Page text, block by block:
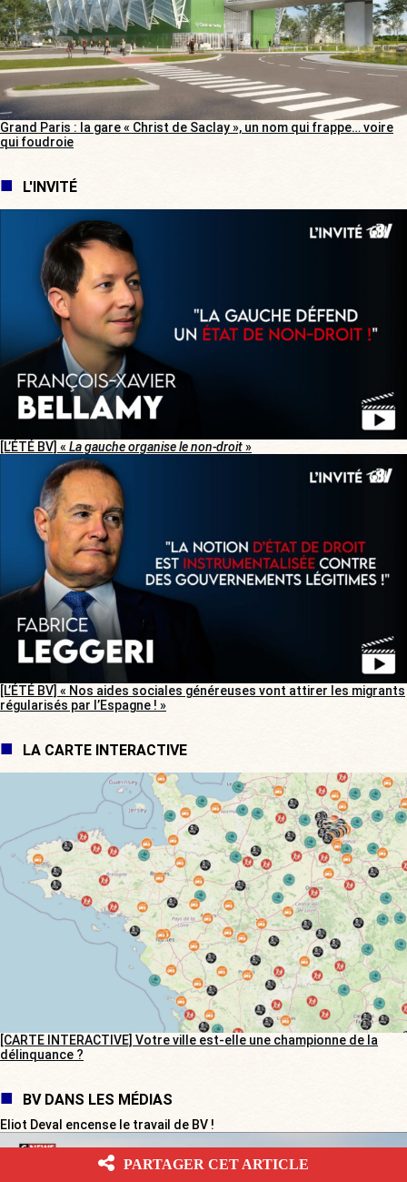
Grand Paris : la gare « Christ de Saclay », un nom qui frappe… voire
qui foudroie
L'INVITÉ
[L’ÉTÉ BV] « La gauche organise le non-droit»
[L’ÉTÉ BV] « Nos aides sociales généreuses vont attirer les migrants
régularisés par l’Espagne ! »
LA CARTE INTERACTIVE
[CARTE INTERACTIVE] Votre ville est-elle une championne de la
délinquance ?
BV DANS LES MÉDIAS
Eliot Deval encense le travail de BV !
PARTAGER CET ARTICLE